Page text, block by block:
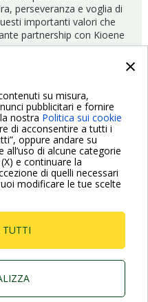
×
su misura,
pubblicitari e fornire
nostra Politica sui cookie
di acconsentire a tutti i
oppure andare su
di alcune categorie
e continuare la
di quelli necessari
modificare le tue scelte
TUTTI
perseveranza e voglia di
importanti valori che
partnership con Kioene
Pagina
5 Pagina
6 Pagina
7 Pagina
8 Pagina
9
Pagina
Next ›
Cap.